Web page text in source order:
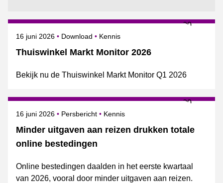
Thuiswinkel Markt Monitor 2026
Gepubliceerd op
16 juni 2026 Download Onderwerpen
Kennis
Bekijk nu de Thuiswinkel Markt Monitor Q1 2026
Minder uitgaven aan reizen drukken totale
online bestedingen
Gepubliceerd op
16 juni 2026 Categorie
Persbericht Onderwerpen
Kennis
Online bestedingen daalden in het eerste kwartaal
van 2026, vooral door minder uitgaven aan reizen.